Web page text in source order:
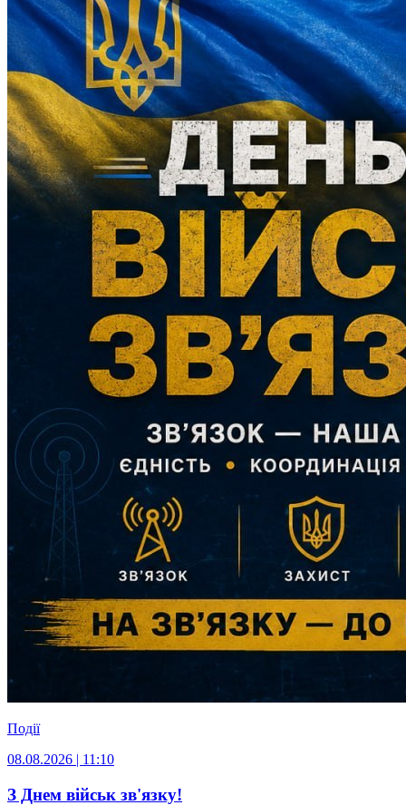
Події
08.08.2026 | 11:10
З Днем військ зв'язку!